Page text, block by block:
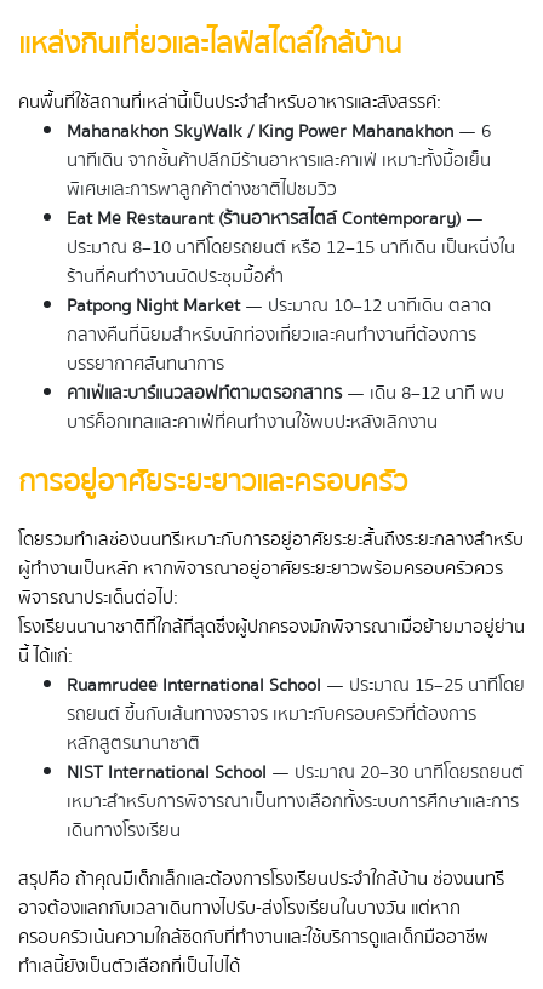
แหล่งกินเที่ยวและไลฟ์สไตล์ใกล้บ้าน
คนพื้นที่ใช้สถานที่เหล่านี้เป็นประจำสำหรับอาหารและสังสรรค์:
Mahanakhon SkyWalk / King Power Mahanakhon — 6
นาทีเดิน จากชั้นค้าปลีกมีร้านอาหารและคาเฟ่ เหมาะทั้งมื้อเย็น
พิเศษและการพาลูกค้าต่างชาติไปชมวิว
Eat Me Restaurant (ร้านอาหารสไตล์ Contemporary) —
ประมาณ 8–10 นาทีโดยรถยนต์ หรือ 12–15 นาทีเดิน เป็นหนึ่งใน
ร้านที่คนทำงานนัดประชุมมื้อค่ำ
Patpong Night Market — ประมาณ 10–12 นาทีเดิน ตลาด
กลางคืนที่นิยมสำหรับนักท่องเที่ยวและคนทำงานที่ต้องการ
บรรยากาศสันทนาการ
คาเฟ่และบาร์แนวลอฟท์ตามตรอกสาทร — เดิน 8–12 นาที พบ
บาร์ค็อกเทลและคาเฟ่ที่คนทำงานใช้พบปะหลังเลิกงาน
การอยู่อาศัยระยะยาวและครอบครัว
โดยรวมทำเลช่องนนทรีเหมาะกับการอยู่อาศัยระยะสั้นถึงระยะกลางสำหรับ
ผู้ทำงานเป็นหลัก หากพิจารณาอยู่อาศัยระยะยาวพร้อมครอบครัวควร
พิจารณาประเด็นต่อไป:
โรงเรียนนานาชาติที่ใกล้ที่สุดซึ่งผู้ปกครองมักพิจารณาเมื่อย้ายมาอยู่ย่าน
นี้ ได้แก่:
Ruamrudee International School — ประมาณ 15–25 นาทีโดย
รถยนต์ ขึ้นกับเส้นทางจราจร เหมาะกับครอบครัวที่ต้องการ
หลักสูตรนานาชาติ
NIST International School — ประมาณ 20–30 นาทีโดยรถยนต์
เหมาะสำหรับการพิจารณาเป็นทางเลือกทั้งระบบการศึกษาและการ
เดินทางโรงเรียน
สรุปคือ ถ้าคุณมีเด็กเล็กและต้องการโรงเรียนประจำใกล้บ้าน ช่องนนทรี
อาจต้องแลกกับเวลาเดินทางไปรับ-ส่งโรงเรียนในบางวัน แต่หาก
ครอบครัวเน้นความใกล้ชิดกับที่ทำงานและใช้บริการดูแลเด็กมืออาชีพ
ทำเลนี้ยังเป็นตัวเลือกที่เป็นไปได้